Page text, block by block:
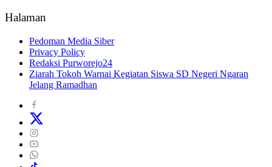
Halaman
Pedoman Media Siber
Privacy Policy
Redaksi Purworejo24
Ziarah Tokoh Warnai Kegiatan Siswa SD Negeri Ngaran
Jelang Ramadhan